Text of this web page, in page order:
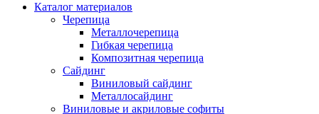
Каталог материалов
Черепица
Металлочерепица
Гибкая черепица
Композитная черепица
Сайдинг
Виниловый сайдинг
Металлосайдинг
Виниловые и акриловые софиты